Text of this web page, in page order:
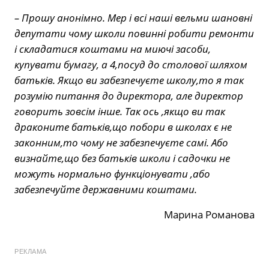
– Прошу анонімно. Мер і всі наші вельми шановні
депутати чому школи повинні робити ремонти
і складатися коштами на миючі засоби,
купувати бумагу, а 4,посуд до столової шляхом
батьків. Якщо ви забезпечуєте школу,то я так
розумію питання до директора, але директор
говорить зовсім інше. Так ось ,якщо ви так
драконите батьків,що побори в школах є не
законним,то чому не забезпечуєте самі. Або
визнайте,що без батьків школи і садочки не
можуть нормально функціонувати ,або
забезпечуйте державними коштами.
Марина Романова
РЕКЛАМА